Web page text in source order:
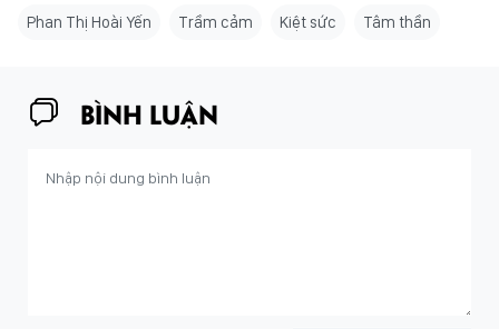
Phan Thị Hoài Yến Trầm cảm Kiệt sức Tâm thần
BÌNH LUẬN